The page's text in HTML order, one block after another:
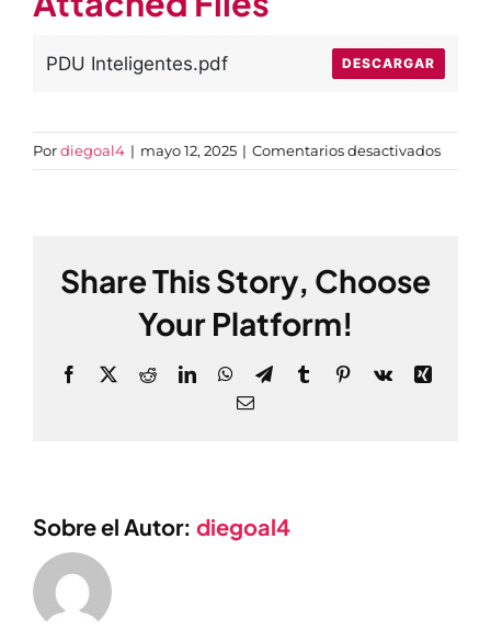
PDU Inteligentes.pdf DESCARGAR
Pordiegoal4 | mayo 12, 2025 | Comentarios desactivadosen
PDU
Share This Story, Choose
Your Platform!
Facebook
X RedditLinkedInWhatsApp
TelegramTumblrPinterest
Vk
Xing
Correo
Sobre el Autor: diegoal4